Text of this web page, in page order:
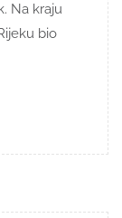
Na kraju
bio